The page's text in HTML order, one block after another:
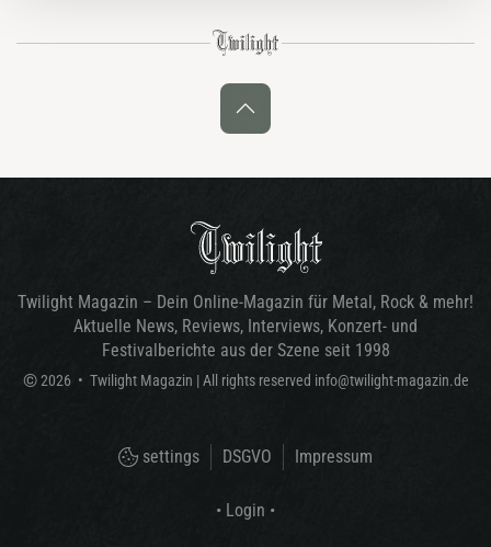
Twilight Magazin – Dein Online-Magazin für Metal, Rock & mehr!
Aktuelle News, Reviews, Interviews, Konzert- und
Festivalberichte aus der Szene seit 1998
© 2026 • Twilight Magazin | All rights reserved info@twilight-magazin.de
settings DSGVO Impressum
• Login •